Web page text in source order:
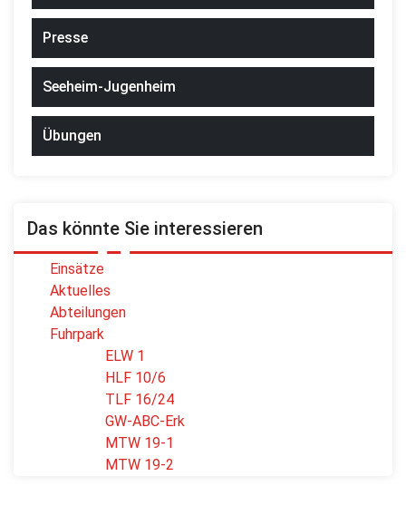
Presse
Seeheim-Jugenheim
Übungen
Das könnte Sie interessieren
Einsätze
Aktuelles
Abteilungen
Fuhrpark
ELW 1
HLF 10/6
TLF 16/24
GW-ABC-Erk
MTW 19-1
MTW 19-2